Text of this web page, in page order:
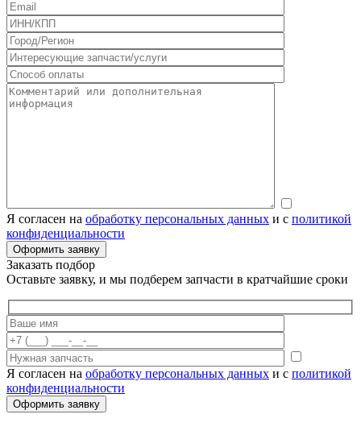
Я согласен на обработку персональных данных и с политикой
конфиденциальности
Заказать подбор
Оставьте заявку, и мы подберем запчасти в кратчайшие сроки
Я согласен на обработку персональных данных и с политикой
конфиденциальности